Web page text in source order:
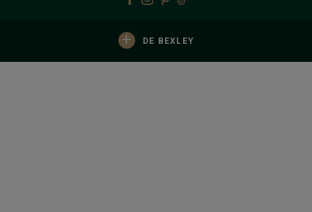
+ DE BEXLEY